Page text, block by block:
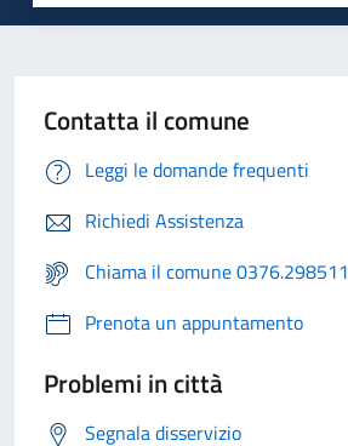
Contatta il comune
Leggi le domande frequenti
Richiedi Assistenza
Chiama il comune 0376.298511
Prenota un appuntamento
Problemi in città
Segnala disservizio